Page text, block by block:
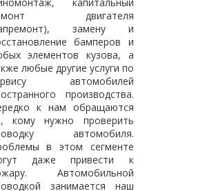
двигателя
замену и
бамперов и
элементов кузова, а
любые другие услуги по
автомобилей
производства.
к нам обращаются
кому нужно проверить
автомобиля.
в этом сегменте
даже привести к
Автомобильной
занимается наш